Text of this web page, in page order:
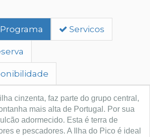
Servicos
cinzenta, faz parte do grupo central,
mais alta de Portugal. Por sua
adormecido. Esta é terra de
e pescadores. A Ilha do Pico é ideal